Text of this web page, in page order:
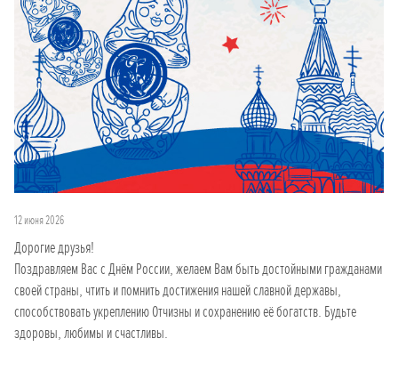
12 июня 2026
Дорогие друзья!
Поздравляем Вас с Днём России, желаем Вам быть достойными гражданами
своей страны, чтить и помнить достижения нашей славной державы,
способствовать укреплению Отчизны и сохранению её богатств. Будьте
здоровы, любимы и счастливы.